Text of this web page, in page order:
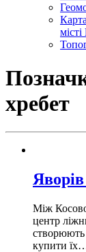
хребет
Між
центр
створюють
купити